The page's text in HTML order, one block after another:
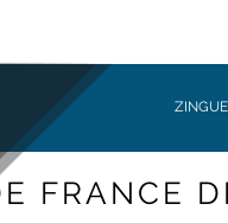
FRANCE